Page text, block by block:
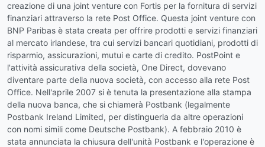
creazione di una joint venture con Fortis per la fornitura di servizi
finanziari attraverso la rete Post Office. Questa joint venture con
BNP Paribas è stata creata per offrire prodotti e servizi finanziari
al mercato irlandese, tra cui servizi bancari quotidiani, prodotti di
risparmio, assicurazioni, mutui e carte di credito. PostPoint e
l'attività assicurativa della società, One Direct, dovevano
diventare parte della nuova società, con accesso alla rete Post
Office. Nell'aprile 2007 si è tenuta la presentazione alla stampa
della nuova banca, che si chiamerà Postbank (legalmente
Postbank Ireland Limited, per distinguerla da altre operazioni
con nomi simili come Deutsche Postbank). A febbraio 2010 è
stata annunciata la chiusura dell'unità Postbank e l'operazione è